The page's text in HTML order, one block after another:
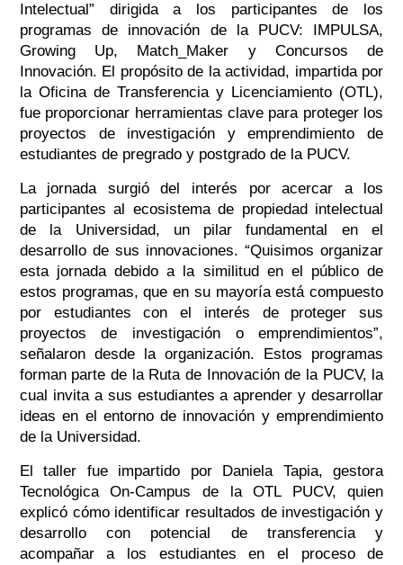
Intelectual” dirigida a los participantes de los
programas de innovación de la PUCV: IMPULSA,
Growing Up, Match_Maker y Concursos de
Innovación. El propósito de la actividad, impartida por
la Oficina de Transferencia y Licenciamiento (OTL),
fue proporcionar herramientas clave para proteger los
proyectos de investigación y emprendimiento de
estudiantes de pregrado y postgrado de la PUCV.
La jornada surgió del interés por acercar a los
participantes al ecosistema de propiedad intelectual
de la Universidad, un pilar fundamental en el
desarrollo de sus innovaciones. “Quisimos organizar
esta jornada debido a la similitud en el público de
estos programas, que en su mayoría está compuesto
por estudiantes con el interés de proteger sus
proyectos de investigación o emprendimientos”,
señalaron desde la organización. Estos programas
forman parte de la Ruta de Innovación de la PUCV, la
cual invita a sus estudiantes a aprender y desarrollar
ideas en el entorno de innovación y emprendimiento
de la Universidad.
El taller fue impartido por Daniela Tapia, gestora
Tecnológica On-Campus de la OTL PUCV, quien
explicó cómo identificar resultados de investigación y
desarrollo con potencial de transferencia y
acompañar a los estudiantes en el proceso de